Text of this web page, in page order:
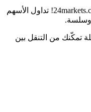
اغتنم الفرص عبر عدد لا يحصى من الأسواق العالمية من خلال الطريقة المتعددة الاستخدامات لتداول العقود مقابل الفروقات (CFDs). استكشف أسواقًا متنوعة مع تداول CFD في 24markets.com! تداول الأسهم
وسلسة.
تمكّنك من التنقل بين